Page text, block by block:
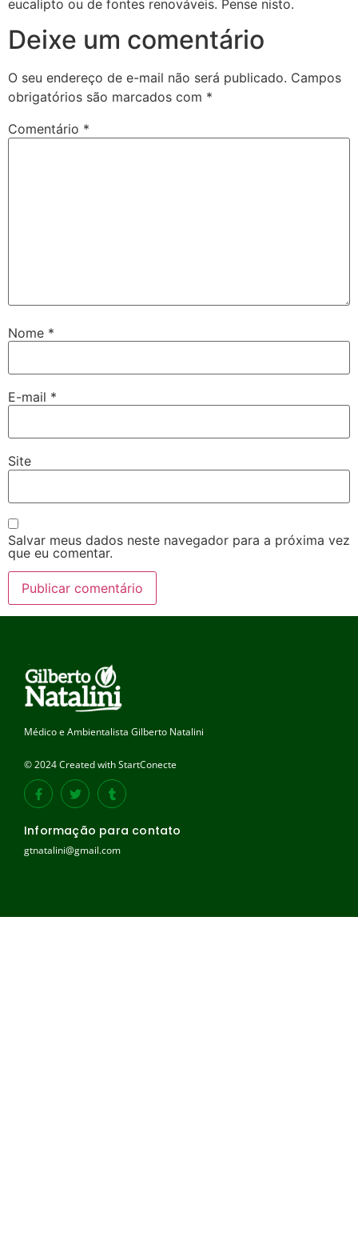
eucalipto ou de fontes renováveis. Pense nisto.
Deixe um comentário
O seu endereço de e-mail não será publicado. Campos
obrigatórios são marcados com *
Comentário *
Nome *
E-mail *
Site
Salvar meus dados neste navegador para a próxima vez
que eu comentar.
Médico e Ambientalista Gilberto Natalini
© 2024 Created with StartConecte
Informação para contato
gtnatalini@gmail.com